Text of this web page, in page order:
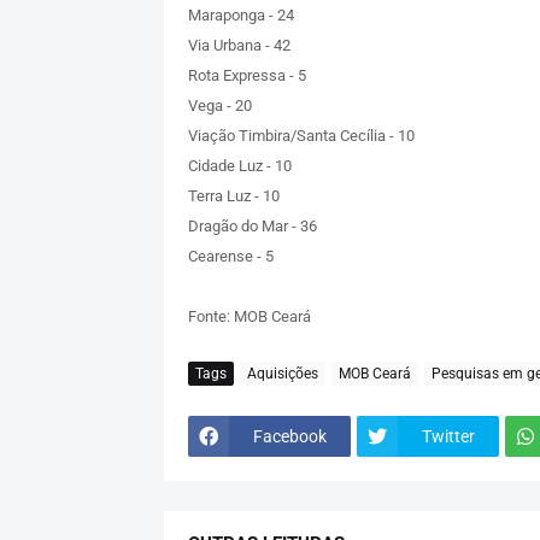
Maraponga - 24
Via Urbana - 42
Rota Expressa - 5
Vega - 20
Viação Timbira/Santa Cecília - 10
Cidade Luz - 10
Terra Luz - 10
Dragão do Mar - 36
Cearense - 5
Fonte: MOB Ceará
Tags Aquisições MOB Ceará Pesquisas em
Facebook Twitter